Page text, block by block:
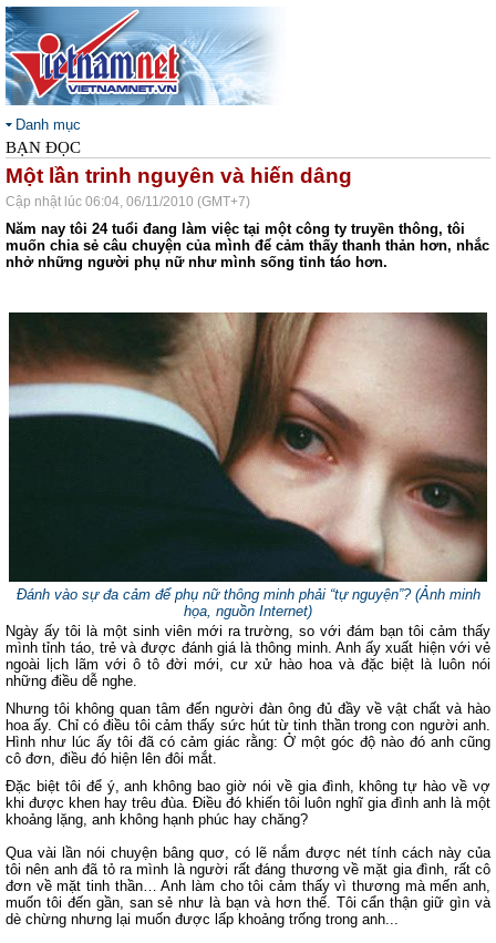
Danh mục
BẠN ĐỌC
Một lần trinh nguyên và hiến dâng
Cập nhật lúc 06:04, 06/11/2010 (GMT+7)
Năm nay tôi 24 tuổi đang làm việc tại một công ty truyền thông, tôi
muốn chia sẻ câu chuyện của mình để cảm thấy thanh thản hơn, nhắc
nhở những người phụ nữ như mình sống tỉnh táo hơn.
Đánh vào sự đa cảm để phụ nữ thông minh phải “tự nguyện”? (Ảnh minh
họa, nguồn Internet)
Ngày ấy tôi là một sinh viên mới ra trường, so với đám bạn tôi cảm thấy
mình tỉnh táo, trẻ và được đánh giá là thông minh. Anh ấy xuất hiện với vẻ
ngoài lịch lãm với ô tô đời mới, cư xử hào hoa và đặc biệt là luôn nói
những điều dễ nghe.
Nhưng tôi không quan tâm đến người đàn ông đủ đầy về vật chất và hào
hoa ấy. Chỉ có điều tôi cảm thấy sức hút từ tinh thần trong con người anh.
Hình như lúc ấy tôi đã có cảm giác rằng: Ở một góc độ nào đó anh cũng
cô đơn, điều đó hiện lên đôi mắt.
Đặc biệt tôi để ý, anh không bao giờ nói về gia đình, không tự hào về vợ
khi được khen hay trêu đùa. Điều đó khiến tôi luôn nghĩ gia đình anh là một
khoảng lặng, anh không hạnh phúc hay chăng?
Qua vài lần nói chuyện bâng quơ, có lẽ nắm được nét tính cách này của
tôi nên anh đã tỏ ra mình là người rất đáng thương về mặt gia đình, rất cô
đơn về mặt tinh thần… Anh làm cho tôi cảm thấy vì thương mà mến anh,
muốn tôi đến gần, san sẻ như là bạn và hơn thế. Tôi cẩn thận giữ gìn và
dè chừng nhưng lại muốn được lấp khoảng trống trong anh...